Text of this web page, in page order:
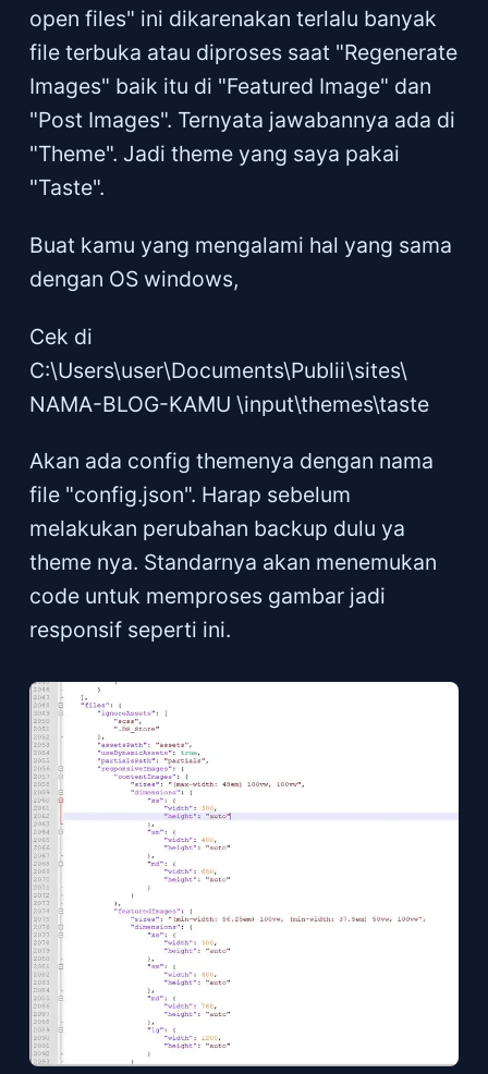
open files" ini dikarenakan terlalu banyak
file terbuka atau diproses saat "Regenerate
Images" baik itu di "Featured Image" dan
"Post Images". Ternyata jawabannya ada di
"Theme". Jadi theme yang saya pakai
"Taste".
Buat kamu yang mengalami hal yang sama
dengan OS windows,
Cek di
C:\Users\user\Documents\Publii\sites\
NAMA-BLOG-KAMU \input\themes\taste
Akan ada config themenya dengan nama
file "config.json". Harap sebelum
melakukan perubahan backup dulu ya
theme nya. Standarnya akan menemukan
code untuk memproses gambar jadi
responsif seperti ini.